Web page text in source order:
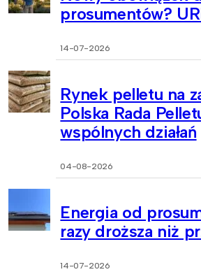
prosumentów?
14-07-2026
Rynek pelletu na
Polska Rada
wspólnych działań
04-08-2026
Energia od
razy droższa niż
14-07-2026